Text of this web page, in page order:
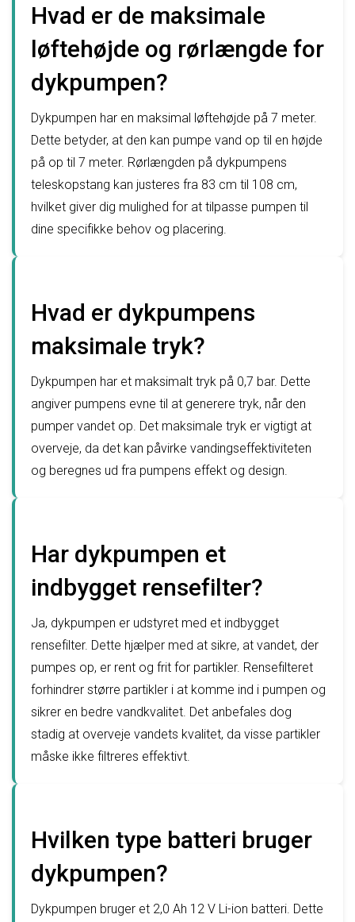
Hvad er de maksimale
løftehøjde og rørlængde for
dykpumpen?
Dykpumpen har en maksimal løftehøjde på 7 meter.
Dette betyder, at den kan pumpe vand op til en højde
på op til 7 meter. Rørlængden på dykpumpens
teleskopstang kan justeres fra 83 cm til 108 cm,
hvilket giver dig mulighed for at tilpasse pumpen til
dine specifikke behov og placering.
Hvad er dykpumpens
maksimale tryk?
Dykpumpen har et maksimalt tryk på 0,7 bar. Dette
angiver pumpens evne til at generere tryk, når den
pumper vandet op. Det maksimale tryk er vigtigt at
overveje, da det kan påvirke vandingseffektiviteten
og beregnes ud fra pumpens effekt og design.
Har dykpumpen et
indbygget rensefilter?
Ja, dykpumpen er udstyret med et indbygget
rensefilter. Dette hjælper med at sikre, at vandet, der
pumpes op, er rent og frit for partikler. Rensefilteret
forhindrer større partikler i at komme ind i pumpen og
sikrer en bedre vandkvalitet. Det anbefales dog
stadig at overveje vandets kvalitet, da visse partikler
måske ikke filtreres effektivt.
Hvilken type batteri bruger
dykpumpen?
Dykpumpen bruger et 2,0 Ah 12 V Li-ion batteri. Dette